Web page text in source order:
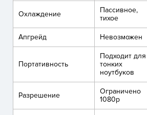
Охлаждение
Пассивное,
тихое
Апгрейд Невозможен
Портативность
Подходит для
тонких
ноутбуков
Разрешение
Ограничено
1080p